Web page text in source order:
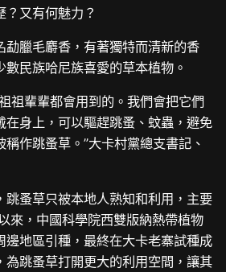
又有何魅力？
勐臘毛麝香，有著獨特而清新的香
民族哈尼族喜愛的草本植物。
祖輩輩都會用到的。我們會把它們
在身上，可以驅趕跳蚤、蚊蟲，避免
作跳蚤草。”大卡村黨總支書記、
跳蚤草只被本地人熟知和利用，主要
來，中國科學院西雙版納熱帶植物
邊地區引種，最終在大卡老寨試種成
為跳蚤草打開更大的利用空間，讓其